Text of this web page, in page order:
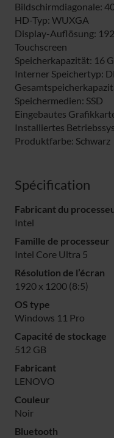
Bildschirmdiagonale:
HD-Typ: WUXGA
Display-Auflösung:
Touchscreen
Speicherkapazität: 16
Interner Speichertyp:
Speichermedien: SSD
Eingebautes
Installiertes
Produktfarbe: Schwarz
Spécification
Fabricant du
Intel
Famille de processeur
Intel Core Ultra 5
Résolution de l’écran
1920 x 1200 (8:5)
OS type
Windows 11 Pro
Capacité de stockage
512 GB
Fabricant
LENOVO
Couleur
Noir
Bluetooth